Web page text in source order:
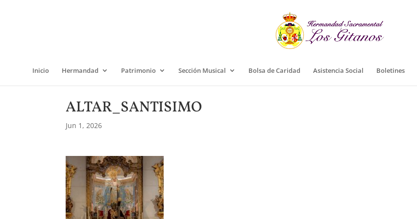
Inicio Hermandad Patrimonio Sección Musical Bolsa de Caridad Asistencia Social Boletines
ALTAR_SANTISIMO
Jun 1, 2026